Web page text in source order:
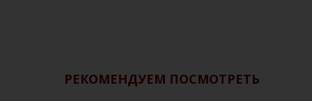
РЕКОМЕНДУЕМ ПОСМОТРЕТЬ